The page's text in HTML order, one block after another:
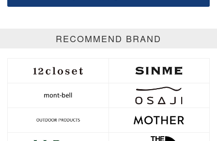
RECOMMEND BRAND